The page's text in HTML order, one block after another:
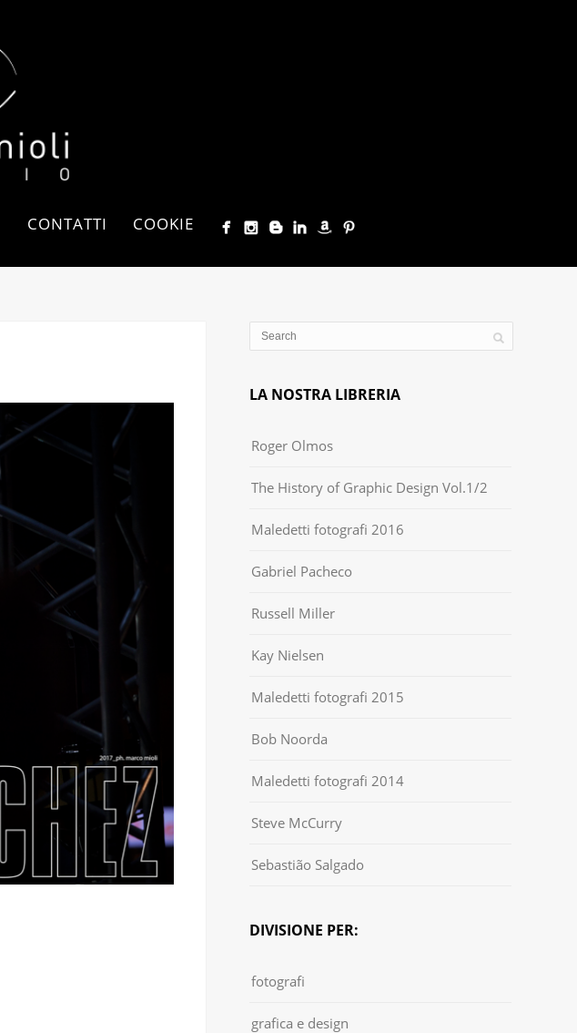
CONTATTI COOKIE
LA NOSTRA LIBRERIA
Roger Olmos
The History of Graphic Design Vol.1/2
Maledetti fotografi 2016
Gabriel Pacheco
Russell Miller
Kay Nielsen
Maledetti fotografi 2015
Bob Noorda
Maledetti fotografi 2014
Steve McCurry
Sebastião Salgado
DIVISIONE PER:
fotografi
grafica e design